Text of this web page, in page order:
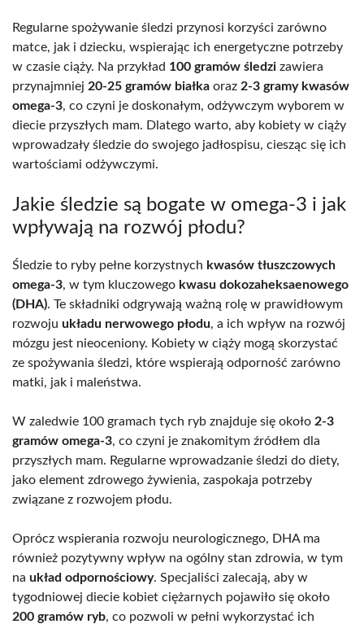
Regularne spożywanie śledzi przynosi korzyści zarówno
matce, jak i dziecku, wspierając ich energetyczne potrzeby
w czasie ciąży. Na przykład 100 gramów śledzi zawiera
przynajmniej 20-25 gramów białka oraz 2-3 gramy kwasów
omega-3, co czyni je doskonałym, odżywczym wyborem w
diecie przyszłych mam. Dlatego warto, aby kobiety w ciąży
wprowadzały śledzie do swojego jadłospisu, ciesząc się ich
wartościami odżywczymi.
Jakie śledzie są bogate w omega-3 i jak
wpływają na rozwój płodu?
Śledzie to ryby pełne korzystnych kwasów tłuszczowych
omega-3, w tym kluczowego kwasu dokozaheksaenowego
(DHA). Te składniki odgrywają ważną rolę w prawidłowym
rozwoju układu nerwowego płodu, a ich wpływ na rozwój
mózgu jest nieoceniony. Kobiety w ciąży mogą skorzystać
ze spożywania śledzi, które wspierają odporność zarówno
matki, jak i maleństwa.
W zaledwie 100 gramach tych ryb znajduje się około 2-3
gramów omega-3, co czyni je znakomitym źródłem dla
przyszłych mam. Regularne wprowadzanie śledzi do diety,
jako element zdrowego żywienia, zaspokaja potrzeby
związane z rozwojem płodu.
Oprócz wspierania rozwoju neurologicznego, DHA ma
również pozytywny wpływ na ogólny stan zdrowia, w tym
na układ odpornościowy. Specjaliści zalecają, aby w
tygodniowej diecie kobiet ciężarnych pojawiło się około
200 gramów ryb, co pozwoli w pełni wykorzystać ich